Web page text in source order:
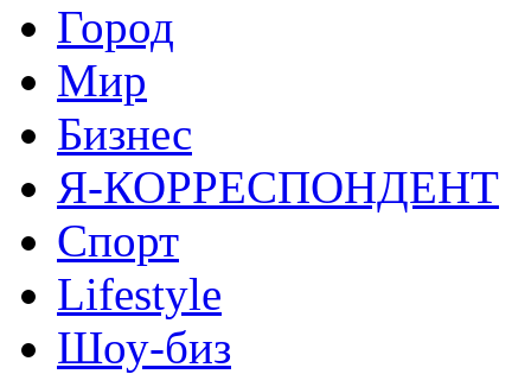
Город
Мир
Бизнес
Я-КОРРЕСПОНДЕНТ
Спорт
Lifestyle
Шоу-биз